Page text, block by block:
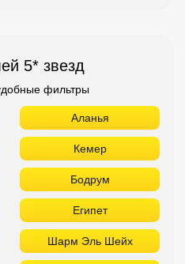
Шарм Эль Шейх
Абу Даби
Аджман
Фуджейра
Паттайя
Краби